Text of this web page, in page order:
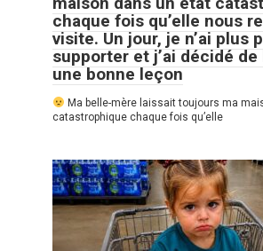
chaque fois qu’elle nous
visite. Un jour, je n’ai plus
supporter et j’ai décidé
une bonne leçon
Ma belle-mère laissait toujours ma
catastrophique chaque fois qu’elle